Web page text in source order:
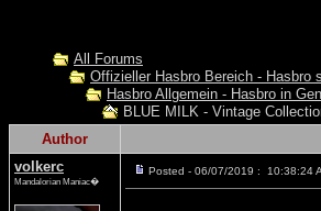
All Forums
Offizieller Hasbro Bereich - Hasbro
Hasbro Allgemein - Hasbro in
BLUE MILK - Vintage
Author
volkerc
Mandalorian Maniac�
Posted - 06/07/2019 : 10:38:24